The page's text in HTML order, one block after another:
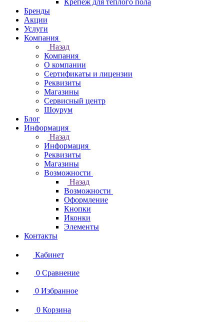
Крепеж для теплого пола
Бренды
Акции
Услуги
Компания
Назад
Компания
О компании
Сертификаты и лицензии
Реквизиты
Магазины
Сервисный центр
Шоурум
Блог
Информация
Назад
Информация
Реквизиты
Магазины
Возможности
Назад
Возможности
Оформление
Кнопки
Иконки
Элементы
Контакты
Кабинет
0 Сравнение
0 Избранное
0 Корзина